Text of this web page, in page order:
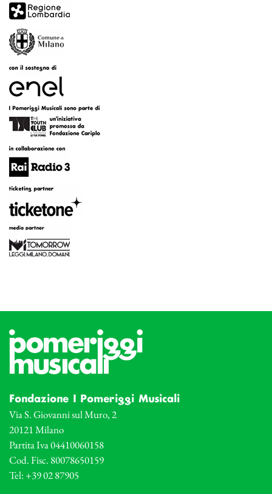
Fondazione I Pomeriggi Musicali
Via S. Giovanni sul Muro, 2
20121 Milano
Partita Iva 04410060158
Cod. Fisc. 80078650159
Tel: +39 02 87905